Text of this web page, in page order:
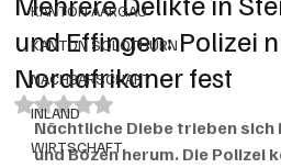
KANTON AARGAU
KANTON SOLOTHURN
NACHBARSCHAFT
INLAND
WIRTSCHAFT
und Effingen: Polizei
Nordafrikaner fest
Mit NaN von 5 Sternen bewertet.
Nächtliche Diebe trieben sich
und Bözen herum. Die Polizei